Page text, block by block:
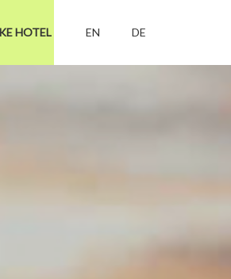
HOTEL EN DE